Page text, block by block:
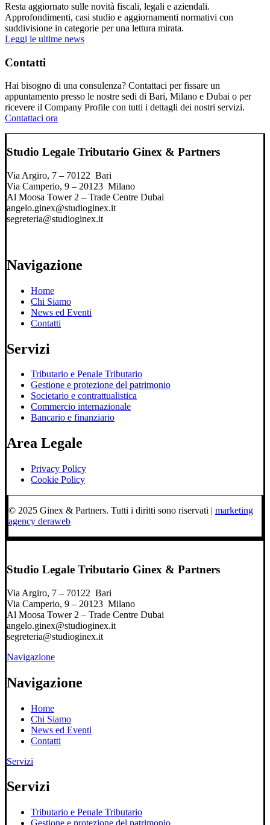
Resta aggiornato sulle novità fiscali, legali e aziendali.
Approfondimenti, casi studio e aggiornamenti normativi con
suddivisione in categorie per una lettura mirata.
Leggi le ultime news
Contatti
Hai bisogno di una consulenza? Contattaci per fissare un
appuntamento presso le nostre sedi di Bari, Milano e Dubai o per
ricevere il Company Profile con tutti i dettagli dei nostri servizi.
Contattaci ora
Studio Legale Tributario Ginex & Partners
Via Argiro, 7 – 70122 Bari
Via Camperio, 9 – 20123 Milano
Al Moosa Tower 2 – Trade Centre Dubai
angelo.ginex@studioginex.it
segreteria@studioginex.it
Navigazione
Home
Chi Siamo
News ed Eventi
Contatti
Servizi
Tributario e Penale Tributario
Gestione e protezione del patrimonio
Societario e contrattualistica
Commercio internazionale
Bancario e finanziario
Area Legale
Privacy Policy
Cookie Policy
© 2025 Ginex & Partners. Tutti i diritti sono riservati | marketing
agency deraweb
Studio Legale Tributario Ginex & Partners
Via Argiro, 7 – 70122 Bari
Via Camperio, 9 – 20123 Milano
Al Moosa Tower 2 – Trade Centre Dubai
angelo.ginex@studioginex.it
segreteria@studioginex.it
Navigazione
Navigazione
Home
Chi Siamo
News ed Eventi
Contatti
Servizi
Servizi
Tributario e Penale Tributario